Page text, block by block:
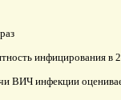
инфицирования в
ВИЧ инфекции